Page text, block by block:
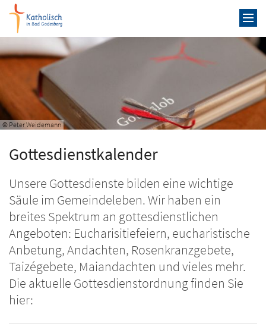
Zum Inhalt springen
© Peter Weidemann
Gottesdienstkalender
Unsere Gottesdienste bilden eine wichtige
Säule im Gemeindeleben. Wir haben ein
breites Spektrum an gottesdienstlichen
Angeboten: Eucharisitiefeiern, eucharistische
Anbetung, Andachten, Rosenkranzgebete,
Taizégebete, Maiandachten und vieles mehr.
Die aktuelle Gottesdienstordnung finden Sie
hier: